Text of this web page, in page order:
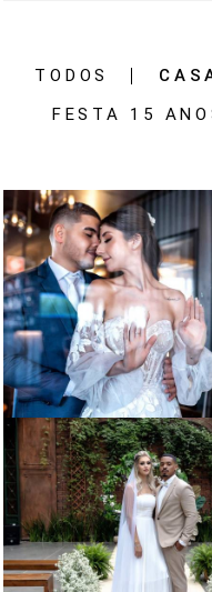
TODOS
FESTA 15
1261